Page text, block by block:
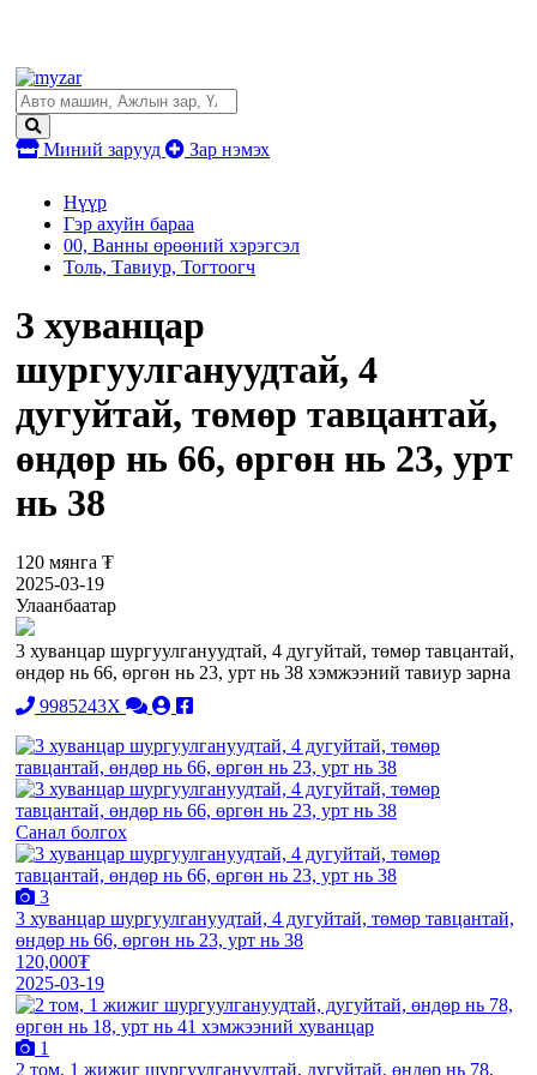
Миний зарууд Зар нэмэх
Нүүр
Гэр ахуйн бараа
00, Ванны өрөөний хэрэгсэл
Толь, Тавиур, Тогтоогч
3 хуванцар
шургуулгануудтай, 4
дугуйтай, төмөр тавцантай,
өндөр нь 66, өргөн нь 23, урт
нь 38
120 мянга ₮
2025-03-19
Улаанбаатар
3 хуванцар шургуулгануудтай, 4 дугуйтай, төмөр тавцантай,
өндөр нь 66, өргөн нь 23, урт нь 38 хэмжээний тавиур зарна
9985243X
Санал болгох
3
3 хуванцар шургуулгануудтай, 4 дугуйтай, төмөр тавцантай,
өндөр нь 66, өргөн нь 23, урт нь 38
120,000₮
2025-03-19
1
2 том, 1 жижиг шургуулгануудтай, дугуйтай, өндөр нь 78,